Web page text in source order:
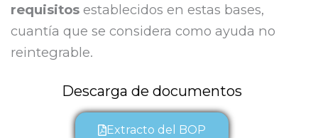
requisitos establecidos en estas bases,
cuantía que se considera como ayuda no
reintegrable.
Descarga de documentos
Extracto del BOP